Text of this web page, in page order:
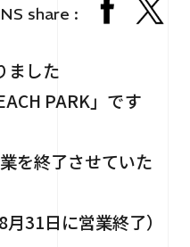
問い合わせ
share :
ました
PARK」です
を終了させていた
31日に営業終了）